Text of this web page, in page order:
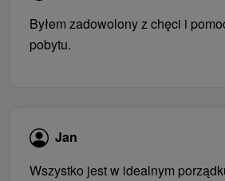
Byłem zadowolony z chęci i
pobytu.
Jan
Wszystko jest w idealnym